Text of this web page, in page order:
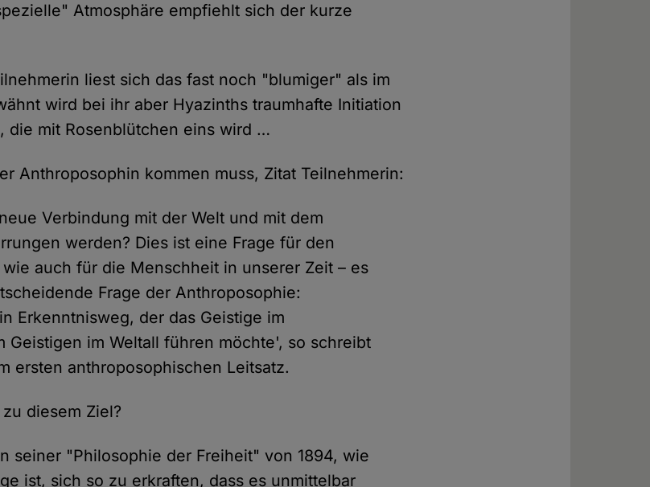
Atmosphäre empfiehlt sich der kurze
liest sich das fast noch "blumiger" als im
wird bei ihr aber Hyazinths traumhafte Initiation
die mit Rosenblütchen eins wird …
Anthroposophin kommen muss, Zitat Teilnehmerin:
Verbindung mit der Welt und mit dem
werden? Dies ist eine Frage für den
auch für die Menschheit in unserer Zeit – es
Frage der Anthroposophie:
Erkenntnisweg, der das Geistige im
Geistigen im Weltall führen möchte', so schreibt
ersten anthroposophischen Leitsatz.
diesem Ziel?
seiner "Philosophie der Freiheit" von 1894, wie
ist, sich so zu erkraften, dass es unmittelbar